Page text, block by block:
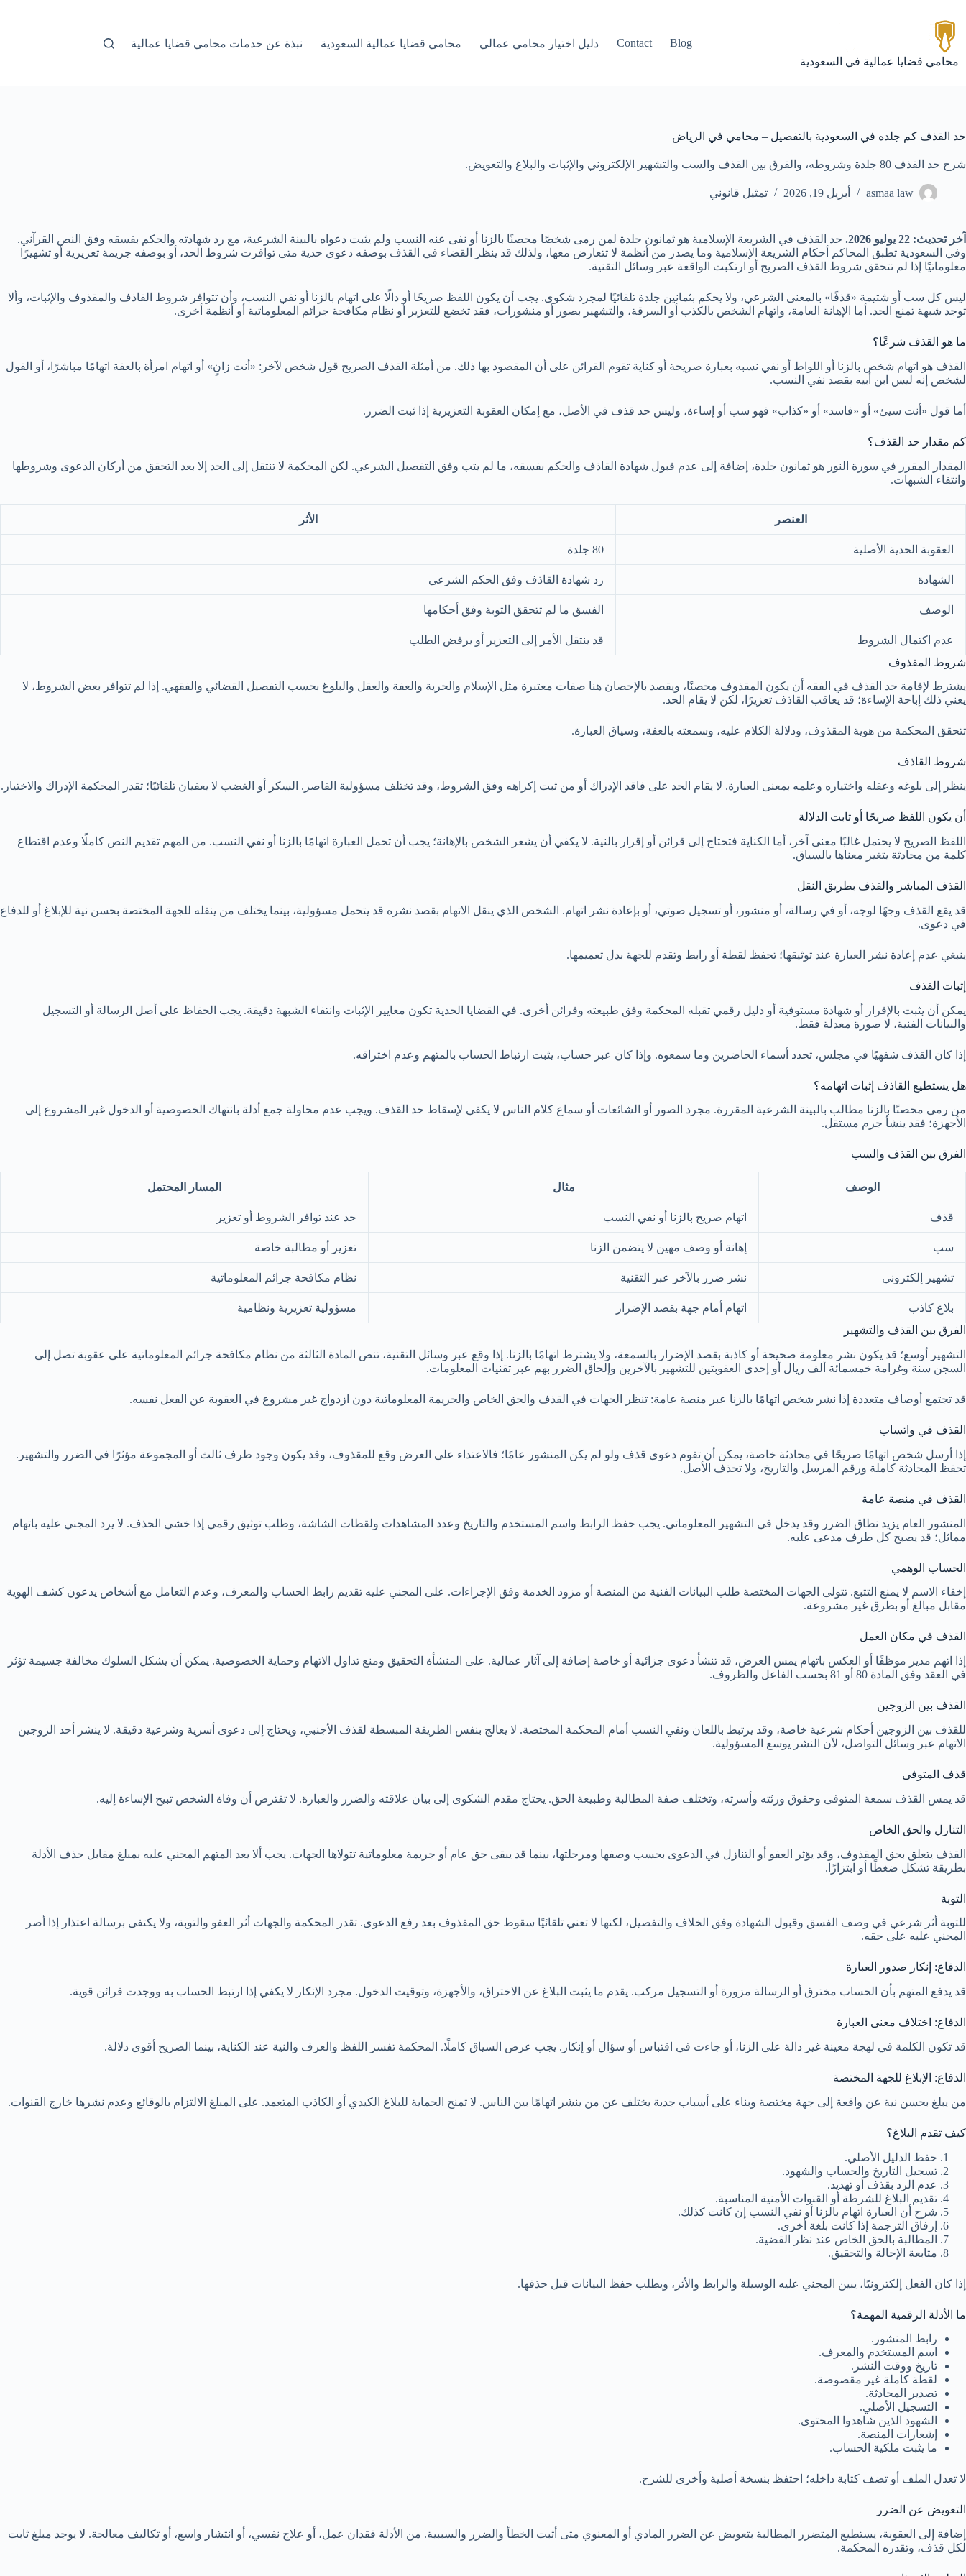
إلى
المحتوى
محامي قضايا عمالية في السعودية
Blog
Contact دليل اختيار محامي عمالي محامي قضايا عمالية السعودية نبذة عن خدمات محامي قضايا عمالية
حد القذف كم جلده في السعودية بالتفصيل – محامي في الرياض
شرح حد القذف 80 جلدة وشروطه، والفرق بين القذف والسب والتشهير الإلكتروني والإثبات والبلاغ والتعويض.
asmaa law أبريل 19, 2026 تمثيل قانوني
آخر تحديث: 22 يوليو 2026.
حد القذف في الشريعة الإسلامية هو ثمانون جلدة لمن رمى شخصًا محصنًا بالزنا أو نفى عنه النسب ولم يثبت دعواه بالبينة الشرعية، مع رد شهادته والحكم بفسقه وفق النص القرآني.
وفي السعودية تطبق المحاكم أحكام الشريعة الإسلامية وما يصدر من أنظمة لا تتعارض معها، ولذلك قد ينظر القضاء في القذف بوصفه دعوى حدية متى توافرت شروط الحد، أو بوصفه جريمة تعزيرية أو تشهيرًا
معلوماتيًا إذا لم تتحقق شروط القذف الصريح أو ارتكبت الواقعة عبر وسائل التقنية.
ليس كل سب أو شتيمة «قذفًا» بالمعنى الشرعي، ولا يحكم بثمانين جلدة تلقائيًا لمجرد شكوى. يجب أن يكون اللفظ صريحًا أو دالًا على اتهام بالزنا أو نفي النسب، وأن تتوافر شروط القاذف والمقذوف والإثبات، وألا
توجد شبهة تمنع الحد. أما الإهانة العامة، واتهام الشخص بالكذب أو السرقة، والتشهير بصور أو منشورات، فقد تخضع للتعزير أو نظام مكافحة جرائم المعلوماتية أو أنظمة أخرى.
ما هو القذف شرعًا؟
القذف هو اتهام شخص بالزنا أو اللواط أو نفي نسبه بعبارة صريحة أو كناية تقوم القرائن على أن المقصود بها ذلك. من أمثلة القذف الصريح قول شخص لآخر: «أنت زانٍ» أو اتهام امرأة بالعفة اتهامًا مباشرًا، أو القول
لشخص إنه ليس ابن أبيه بقصد نفي النسب.
أما قول «أنت سيئ» أو «فاسد» أو «كذاب» فهو سب أو إساءة، وليس حد قذف في الأصل، مع إمكان العقوبة التعزيرية إذا ثبت الضرر.
كم مقدار حد القذف؟
المقدار المقرر في سورة النور هو ثمانون جلدة، إضافة إلى عدم قبول شهادة القاذف والحكم بفسقه، ما لم يتب وفق التفصيل الشرعي. لكن المحكمة لا تنتقل إلى الحد إلا بعد التحقق من أركان الدعوى وشروطها
وانتفاء الشبهات.
العنصر الأثر
العقوبة الحدية الأصلية 80 جلدة
الشهادة رد شهادة القاذف وفق الحكم الشرعي
الوصف الفسق ما لم تتحقق التوبة وفق أحكامها
عدم اكتمال الشروط
قد ينتقل الأمر إلى التعزير أو يرفض الطلب
شروط المقذوف
يشترط لإقامة حد القذف في الفقه أن يكون المقذوف محصنًا، ويقصد بالإحصان هنا صفات معتبرة مثل الإسلام والحرية والعفة والعقل والبلوغ بحسب التفصيل القضائي والفقهي. إذا لم تتوافر بعض الشروط، لا
يعني ذلك إباحة الإساءة؛ قد يعاقب القاذف تعزيرًا، لكن لا يقام الحد.
تتحقق المحكمة من هوية المقذوف، ودلالة الكلام عليه، وسمعته بالعفة، وسياق العبارة.
شروط القاذف
ينظر إلى بلوغه وعقله واختياره وعلمه بمعنى العبارة. لا يقام الحد على فاقد الإدراك أو من ثبت إكراهه وفق الشروط، وقد تختلف مسؤولية القاصر. السكر أو الغضب لا يعفيان تلقائيًا؛ تقدر المحكمة الإدراك والاختيار.
أن يكون اللفظ صريحًا أو ثابت الدلالة
اللفظ الصريح لا يحتمل غالبًا معنى آخر، أما الكناية فتحتاج إلى قرائن أو إقرار بالنية. لا يكفي أن يشعر الشخص بالإهانة؛ يجب أن تحمل العبارة اتهامًا بالزنا أو نفي النسب. من المهم تقديم النص كاملًا وعدم اقتطاع
كلمة من محادثة يتغير معناها بالسياق.
القذف المباشر والقذف بطريق النقل
قد يقع القذف وجهًا لوجه، أو في رسالة، أو منشور، أو تسجيل صوتي، أو بإعادة نشر اتهام. الشخص الذي ينقل الاتهام بقصد نشره قد يتحمل مسؤولية، بينما يختلف من ينقله للجهة المختصة بحسن نية للإبلاغ أو للدفاع
في دعوى.
ينبغي عدم إعادة نشر العبارة عند توثيقها؛ تحفظ لقطة أو رابط وتقدم للجهة بدل تعميمها.
إثبات القذف
يمكن أن يثبت بالإقرار أو شهادة مستوفية أو دليل رقمي تقبله المحكمة وفق طبيعته وقرائن أخرى. في القضايا الحدية تكون معايير الإثبات وانتفاء الشبهة دقيقة. يجب الحفاظ على أصل الرسالة أو التسجيل
والبيانات الفنية، لا صورة معدلة فقط.
إذا كان القذف شفهيًا في مجلس، تحدد أسماء الحاضرين وما سمعوه. وإذا كان عبر حساب، يثبت ارتباط الحساب بالمتهم وعدم اختراقه.
هل يستطيع القاذف إثبات اتهامه؟
من رمى محصنًا بالزنا مطالب بالبينة الشرعية المقررة. مجرد الصور أو الشائعات أو سماع كلام الناس لا يكفي لإسقاط حد القذف. ويجب عدم محاولة جمع أدلة بانتهاك الخصوصية أو الدخول غير المشروع إلى
الأجهزة؛ فقد ينشأ جرم مستقل.
الفرق بين القذف والسب
الوصف مثال المسار المحتمل
قذف اتهام صريح بالزنا أو نفي النسب حد عند توافر الشروط أو تعزير
سب إهانة أو وصف مهين لا يتضمن الزنا تعزير أو مطالبة خاصة
تشهير إلكتروني نشر ضرر بالآخر عبر التقنية نظام مكافحة جرائم المعلوماتية
بلاغ كاذب اتهام أمام جهة بقصد الإضرار
مسؤولية تعزيرية ونظامية
الفرق بين القذف والتشهير
التشهير أوسع؛ قد يكون نشر معلومة صحيحة أو كاذبة بقصد الإضرار بالسمعة، ولا يشترط اتهامًا بالزنا. إذا وقع عبر وسائل التقنية، تنص المادة الثالثة من نظام مكافحة جرائم المعلوماتية على عقوبة تصل إلى
السجن سنة وغرامة خمسمائة ألف ريال أو إحدى العقوبتين للتشهير بالآخرين وإلحاق الضرر بهم عبر تقنيات المعلومات.
قد تجتمع أوصاف متعددة إذا نشر شخص اتهامًا بالزنا عبر منصة عامة: تنظر الجهات في القذف والحق الخاص والجريمة المعلوماتية دون ازدواج غير مشروع في العقوبة عن الفعل نفسه.
القذف في واتساب
إذا أرسل شخص اتهامًا صريحًا في محادثة خاصة، يمكن أن تقوم دعوى قذف ولو لم يكن المنشور عامًا؛ فالاعتداء على العرض وقع للمقذوف، وقد يكون وجود طرف ثالث أو المجموعة مؤثرًا في الضرر والتشهير.
تحفظ المحادثة كاملة ورقم المرسل والتاريخ، ولا تحذف الأصل.
القذف في منصة عامة
المنشور العام يزيد نطاق الضرر وقد يدخل في التشهير المعلوماتي. يجب حفظ الرابط واسم المستخدم والتاريخ وعدد المشاهدات ولقطات الشاشة، وطلب توثيق رقمي إذا خشي الحذف. لا يرد المجني عليه باتهام
مماثل؛ قد يصبح كل طرف مدعى عليه.
الحساب الوهمي
إخفاء الاسم لا يمنع التتبع. تتولى الجهات المختصة طلب البيانات الفنية من المنصة أو مزود الخدمة وفق الإجراءات. على المجني عليه تقديم رابط الحساب والمعرف، وعدم التعامل مع أشخاص يدعون كشف الهوية
مقابل مبالغ أو بطرق غير مشروعة.
القذف في مكان العمل
إذا اتهم مدير موظفًا أو العكس باتهام يمس العرض، قد تنشأ دعوى جزائية أو خاصة إضافة إلى آثار عمالية. على المنشأة التحقيق ومنع تداول الاتهام وحماية الخصوصية. يمكن أن يشكل السلوك مخالفة جسيمة تؤثر
في العقد وفق المادة 80 أو 81 بحسب الفاعل والظروف.
القذف بين الزوجين
للقذف بين الزوجين أحكام شرعية خاصة، وقد يرتبط باللعان ونفي النسب أمام المحكمة المختصة. لا يعالج بنفس الطريقة المبسطة لقذف الأجنبي، ويحتاج إلى دعوى أسرية وشرعية دقيقة. لا ينشر أحد الزوجين
الاتهام عبر وسائل التواصل، لأن النشر يوسع المسؤولية.
قذف المتوفى
قد يمس القذف سمعة المتوفى وحقوق ورثته وأسرته، وتختلف صفة المطالبة وطبيعة الحق. يحتاج مقدم الشكوى إلى بيان علاقته والضرر والعبارة. لا تفترض أن وفاة الشخص تبيح الإساءة إليه.
التنازل والحق الخاص
القذف يتعلق بحق المقذوف، وقد يؤثر العفو أو التنازل في الدعوى بحسب وصفها ومرحلتها، بينما قد يبقى حق عام أو جريمة معلوماتية تتولاها الجهات. يجب ألا يعد المتهم المجني عليه بمبلغ مقابل حذف الأدلة
بطريقة تشكل ضغطًا أو ابتزازًا.
التوبة
للتوبة أثر شرعي في وصف الفسق وقبول الشهادة وفق الخلاف والتفصيل، لكنها لا تعني تلقائيًا سقوط حق المقذوف بعد رفع الدعوى. تقدر المحكمة والجهات أثر العفو والتوبة، ولا يكتفى برسالة اعتذار إذا أصر
المجني عليه على حقه.
الدفاع: إنكار صدور العبارة
قد يدفع المتهم بأن الحساب مخترق أو الرسالة مزورة أو التسجيل مركب. يقدم ما يثبت البلاغ عن الاختراق، والأجهزة، وتوقيت الدخول. مجرد الإنكار لا يكفي إذا ارتبط الحساب به ووجدت قرائن قوية.
الدفاع: اختلاف معنى العبارة
قد تكون الكلمة في لهجة معينة غير دالة على الزنا، أو جاءت في اقتباس أو سؤال أو إنكار. يجب عرض السياق كاملًا. المحكمة تفسر اللفظ والعرف والنية عند الكناية، بينما الصريح أقوى دلالة.
الدفاع: الإبلاغ للجهة المختصة
من يبلغ بحسن نية عن واقعة إلى جهة مختصة وبناء على أسباب جدية يختلف عن من ينشر اتهامًا بين الناس. لا تمنح الحماية للبلاغ الكيدي أو الكاذب المتعمد. على المبلغ الالتزام بالوقائع وعدم نشرها خارج القنوات.
كيف تقدم البلاغ؟
حفظ الدليل الأصلي.
تسجيل التاريخ والحساب والشهود.
عدم الرد بقذف أو تهديد.
تقديم البلاغ للشرطة أو القنوات الأمنية المناسبة.
شرح أن العبارة اتهام بالزنا أو نفي النسب إن كانت كذلك.
إرفاق الترجمة إذا كانت بلغة أخرى.
المطالبة بالحق الخاص عند نظر القضية.
متابعة الإحالة والتحقيق.
إذا كان الفعل إلكترونيًا، يبين المجني عليه الوسيلة والرابط والأثر، ويطلب حفظ البيانات قبل حذفها.
ما الأدلة الرقمية المهمة؟
رابط المنشور.
اسم المستخدم والمعرف.
تاريخ ووقت النشر.
لقطة كاملة غير مقصوصة.
تصدير المحادثة.
التسجيل الأصلي.
الشهود الذين شاهدوا المحتوى.
إشعارات المنصة.
ما يثبت ملكية الحساب.
لا تعدل الملف أو تضف كتابة داخله؛ احتفظ بنسخة أصلية وأخرى للشرح.
التعويض عن الضرر
إضافة إلى العقوبة، يستطيع المتضرر المطالبة بتعويض عن الضرر المادي أو المعنوي متى أثبت الخطأ والضرر والسببية. من الأدلة فقدان عمل، أو علاج نفسي، أو انتشار واسع، أو تكاليف معالجة. لا يوجد مبلغ ثابت
لكل قذف، وتقدره المحكمة.